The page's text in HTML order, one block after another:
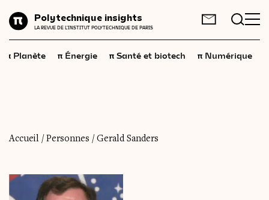
Polytechnique insights
LA REVUE DE L'INSTITUT POLYTECHNIQUE DE PARIS
Énergie
Santé
et biotech
Économie
Science et technologies
FR EN
π Planète π Énergie π Santé et biotech π Numérique
Accueil / Personnes / Gerald Sanders